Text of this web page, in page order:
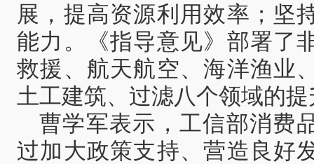
展，提高资源利用效率；坚
能力。《指导意见》部署了
救援、航天航空、海洋渔业
土工建筑、过滤八个领域的
曹学军表示，工信部消费
过加大政策支持、营造良好